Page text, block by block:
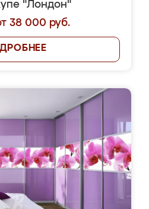
"Лондон"
38 000 руб.